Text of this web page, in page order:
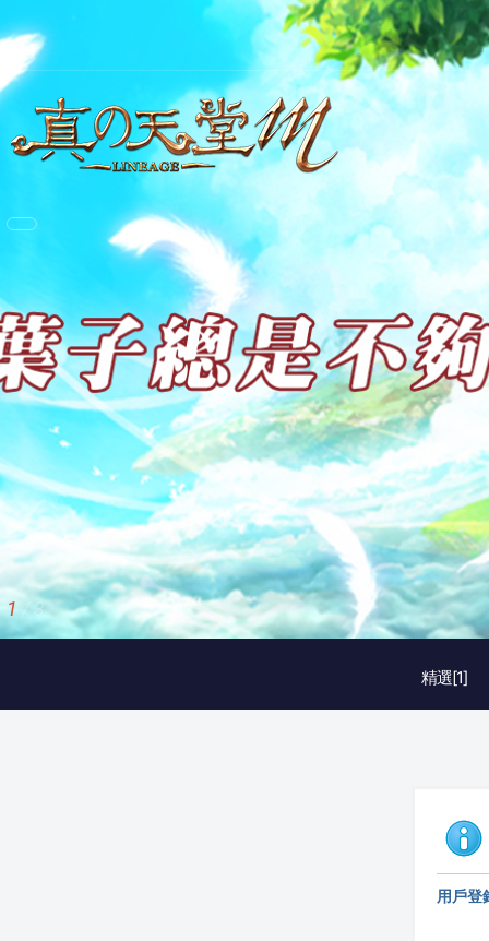
精選[1]
1 / 3
用戶登